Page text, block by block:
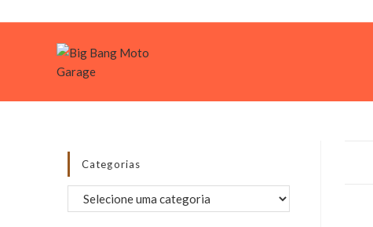
Categorias